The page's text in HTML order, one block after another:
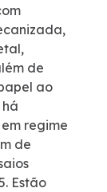
de
ao
regime
de
Estão